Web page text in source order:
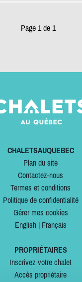
Page 1 de 1
CHALETSAUQUEBEC
Plan du site
Contactez-nous
Termes et conditions
Politique de confidentialité
Gérer mes cookies
English| Français
PROPRIÉTAIRES
Inscrivez votre chalet
Accès propriétaire